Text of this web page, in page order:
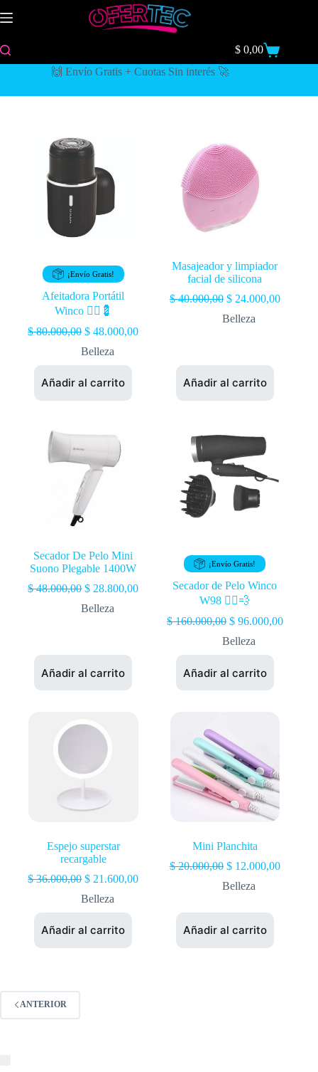
$ 0,00
🙌 Envío Gratis + Cuotas Sin interés 🚀
¡Envío Gratis!
Afeitadora Portátil
Winco 🧔‍♂️💈
$80.000,00 $ 48.000,00
Belleza
Añadir al carrito
Masajeador y limpiador
facial de silicona
$40.000,00 $24.000,00
Belleza
Añadir al carrito
Secador De Pelo Mini
Suono Plegable 1400W
$48.000,00 $ 28.800,00
Belleza
Añadir al carrito
¡Envío Gratis!
Secador de Pelo Winco
W98 💇‍♀️💨
$160.000,00 $96.000,00
Belleza
Añadir al carrito
Espejo superstar
recargable
$36.000,00 $ 21.600,00
Belleza
Añadir al carrito
Mini Planchita
$20.000,00 $12.000,00
Belleza
Añadir al carrito
ANTERIOR